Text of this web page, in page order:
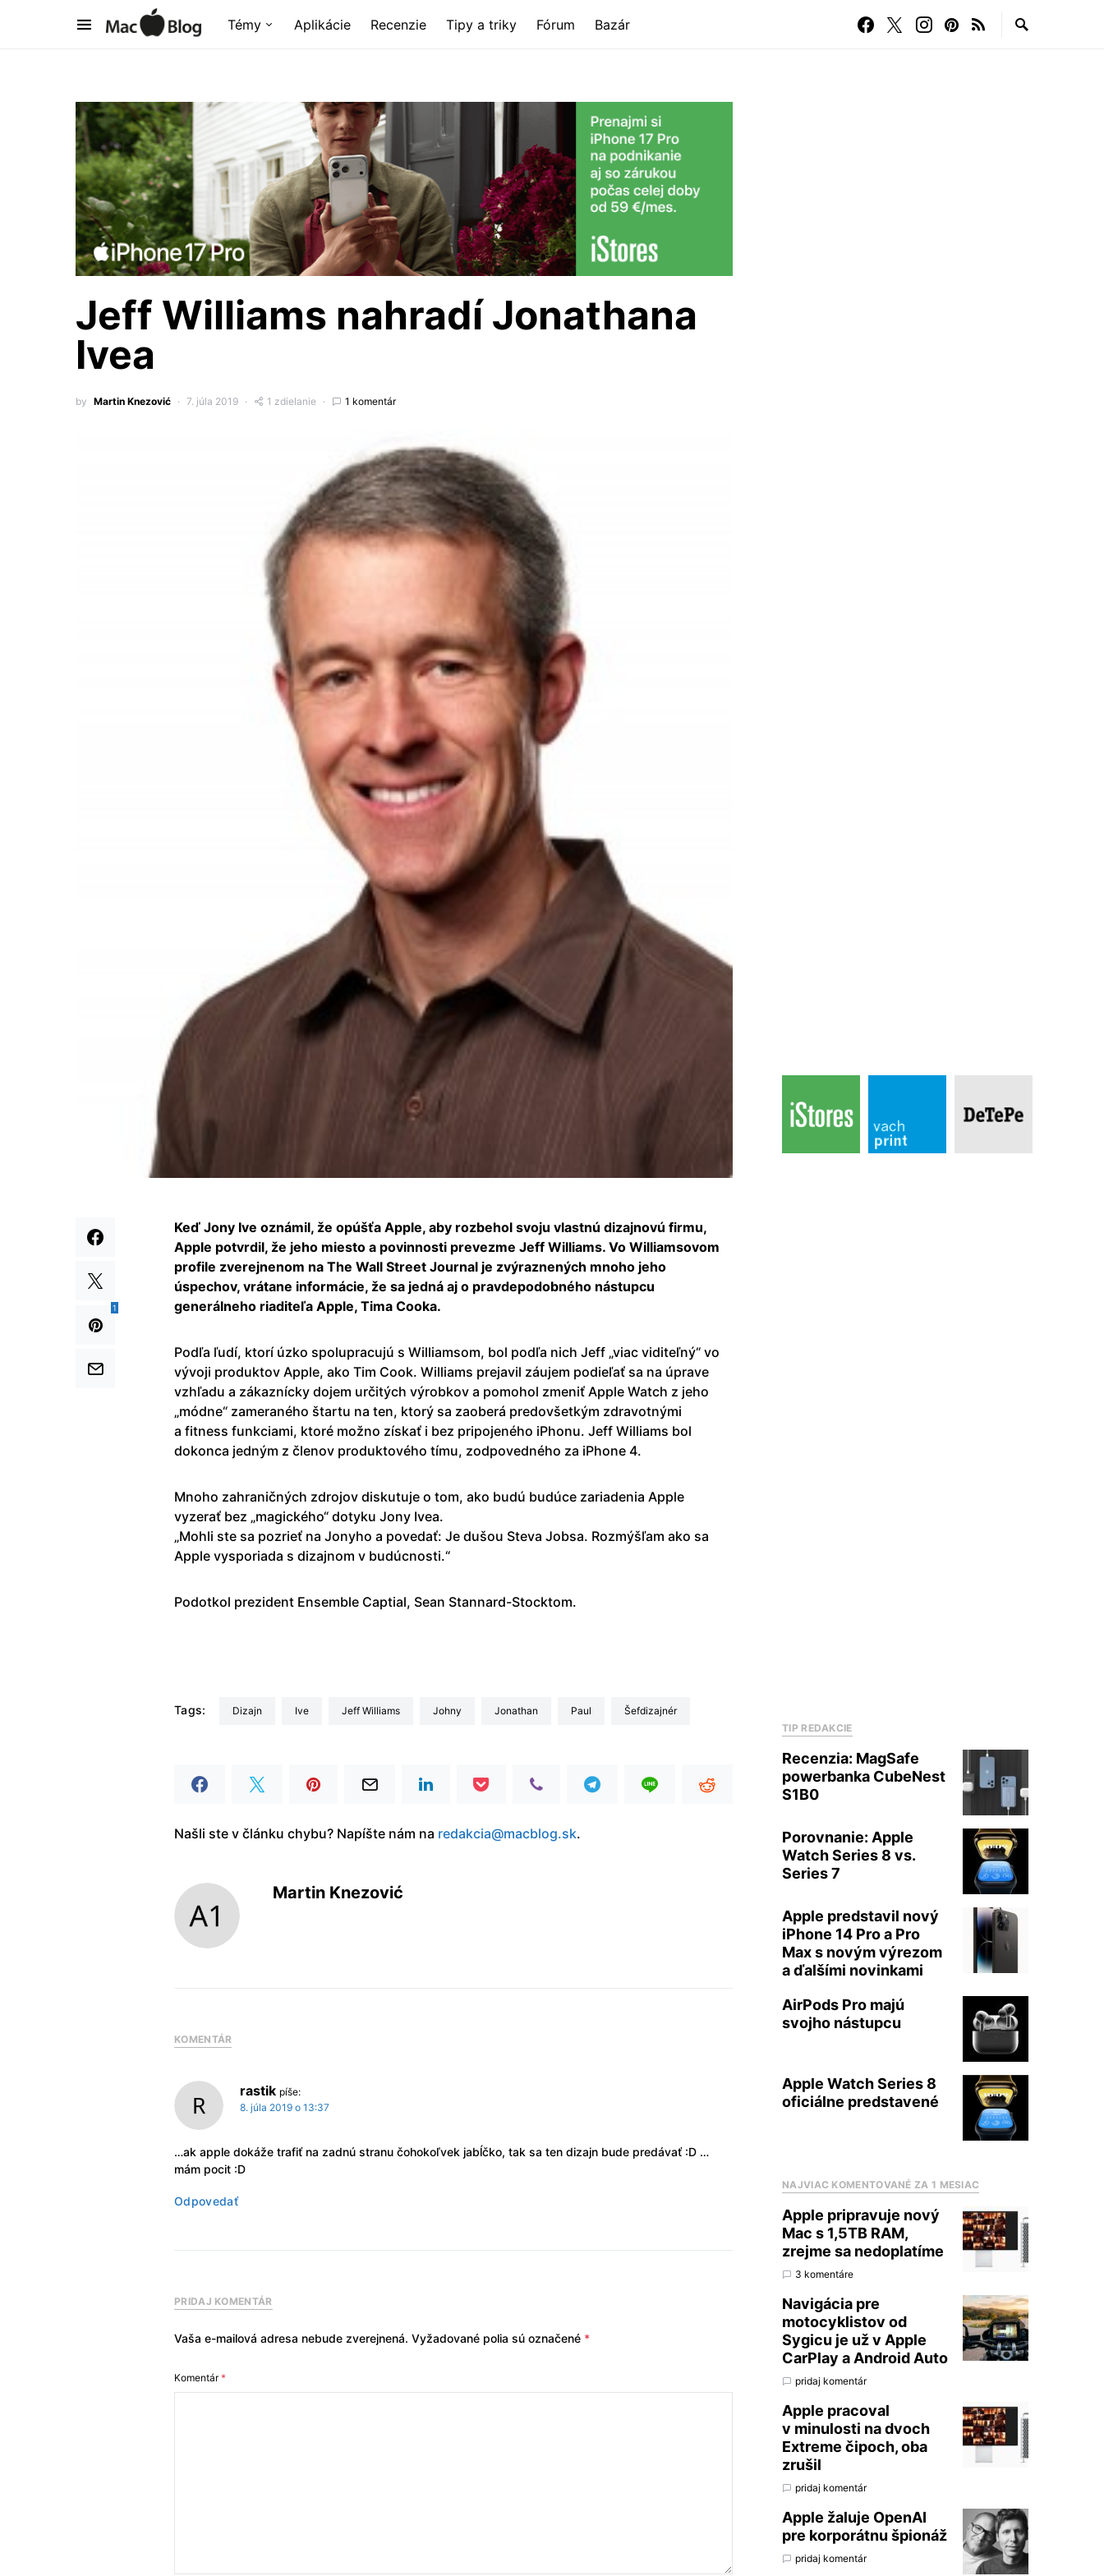
Témy Aplikácie Recenzie Tipy a triky Fórum Bazár
Jeff Williams nahradí Jonathana
Ivea
by Martin Knezović 7. júla 2019 1 zdielanie 1 komentár
1
Keď Jony Ive oznámil, že opúšťa Apple, aby rozbehol svoju vlastnú dizajnovú firmu,
Apple potvrdil, že jeho miesto a povinnosti prevezme Jeff Williams. Vo Williamsovom
profile zverejnenom na The Wall Street Journal je zvýraznených mnoho jeho
úspechov, vrátane informácie, že sa jedná aj o pravdepodobného nástupcu
generálneho riaditeľa Apple, Tima Cooka.
Podľa ľudí, ktorí úzko spolupracujú s Williamsom, bol podľa nich Jeff „viac viditeľný“ vo
vývoji produktov Apple, ako Tim Cook. Williams prejavil záujem podieľať sa na úprave
vzhľadu a zákaznícky dojem určitých výrobkov a pomohol zmeniť Apple Watch z jeho
„módne“ zameraného štartu na ten, ktorý sa zaoberá predovšetkým zdravotnými
a fitness funkciami, ktoré možno získať i bez pripojeného iPhonu. Jeff Williams bol
dokonca jedným z členov produktového tímu, zodpovedného za iPhone 4.
Mnoho zahraničných zdrojov diskutuje o tom, ako budú budúce zariadenia Apple
vyzerať bez „magického“ dotyku Jony Ivea.
„Mohli ste sa pozrieť na Jonyho a povedať: Je dušou Steva Jobsa. Rozmýšľam ako sa
Apple vysporiada s dizajnom v budúcnosti.“
Podotkol prezident Ensemble Captial, Sean Stannard-Stocktom.
Tags: dizajn Ive Jeff Williams Johny Jonathan Paul šefdizajnér
Našli ste v článku chybu? Napíšte nám na redakcia@macblog.sk.
Martin Knezović
KOMENTÁR
rastik píše:
8. júla 2019 o 13:37
…ak apple dokáže trafiť na zadnú stranu čohokoľvek jabĺčko, tak sa ten dizajn bude predávať :D …
mám pocit :D
Odpovedať
PRIDAJ KOMENTÁR
Vaša e-mailová adresa nebude zverejnená. Vyžadované polia sú označené *
Komentár*
TIP REDAKCIE
Recenzia: MagSafe
powerbanka CubeNest
S1B0
Porovnanie: Apple
Watch Series 8 vs.
Series 7
Apple predstavil nový
iPhone 14 Pro a Pro
Max s novým výrezom
a ďalšími novinkami
AirPods Pro majú
svojho nástupcu
Apple Watch Series 8
oficiálne predstavené
NAJVIAC KOMENTOVANÉ ZA 1 MESIAC
Apple pripravuje nový
Mac s 1,5TB RAM,
zrejme sa nedoplatíme
3 komentáre
Navigácia pre
motocyklistov od
Sygicu je už v Apple
CarPlay a Android Auto
pridaj komentár
Apple pracoval
v minulosti na dvoch
Extreme čipoch, oba
zrušil
pridaj komentár
Apple žaluje OpenAI
pre korporátnu špionáž
pridaj komentár